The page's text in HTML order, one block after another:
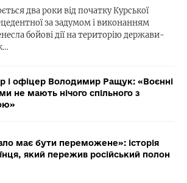
два роки від початку Курської
за задумом і виконанням
бойові дії на територію держави-
і офіцер Володимир Ращук: «Воєнні
не мають нічого спільного з
має бути переможене»: історія
який пережив російський полон